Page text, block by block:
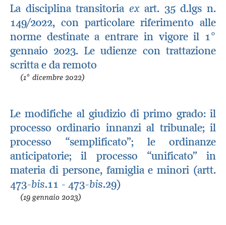
La disciplina transitoria exart. 35 d.lgs n.
149/2022, con particolare riferimento alle
norme destinate a entrare in vigore il 1°
gennaio 2023. Le udienze con trattazione
scritta e da remoto
(1° dicembre 2022)
Le modifiche al giudizio di primo grado: il
processo ordinario innanzi al tribunale; il
processo “semplificato”; le ordinanze
anticipatorie; il processo “unificato” in
materia di persone, famiglia e minori (artt.
473-bis.11 - 473-bis.29)
(19 gennaio 2023)